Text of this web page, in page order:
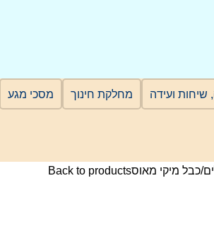
ועידה מחלקת חינוך מסכי מגע
כבל מיקי מאוסBack to products